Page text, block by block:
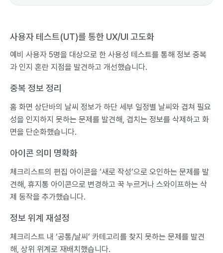
사용자 테스트(UT)를 통한 UX/UI 고도화
예비 사용자 5명을 대상으로 한 사용성 테스트를 통해 정보 중복
과 인지 혼란 지점을 발견하고 개선했습니다.
중복 정보 정리
홈 화면 상단바의 날씨 정보가 하단 세부 일정별 날씨와 겹쳐 필요
성을 인지하지 못하는 문제를 발견해, 겹치는 정보를 삭제하고 화
면을 단순화했습니다.
아이콘 의미 명확화
체크리스트의 편집 아이콘을 ‘새로 작성’으로 오인하는 문제를 발
견해, 휴지통 아이콘으로 변경하고 꾹 누르거나 스와이프하는 삭
제 동작을 추가했습니다.
정보 위계 재설정
체크리스트 내 ‘공통/날씨’ 카테고리를 찾지 못하는 문제를 발견
해, 상위 위계로 재배치했습니다.